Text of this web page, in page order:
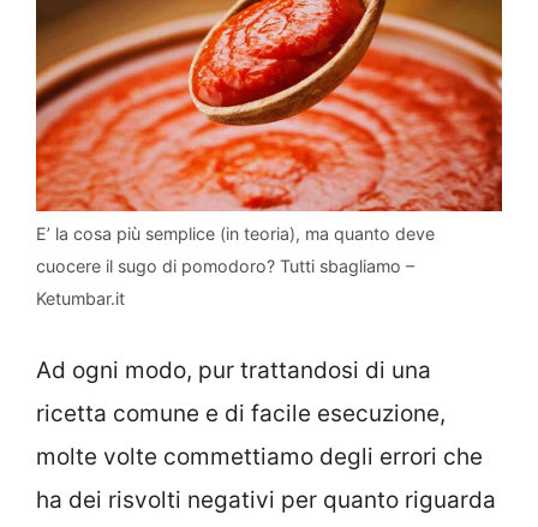
E’ la cosa più semplice (in teoria), ma quanto deve
cuocere il sugo di pomodoro? Tutti sbagliamo –
Ketumbar.it
Ad ogni modo, pur trattandosi di una
ricetta comune e di facile esecuzione,
molte volte commettiamo degli errori che
ha dei risvolti negativi per quanto riguarda